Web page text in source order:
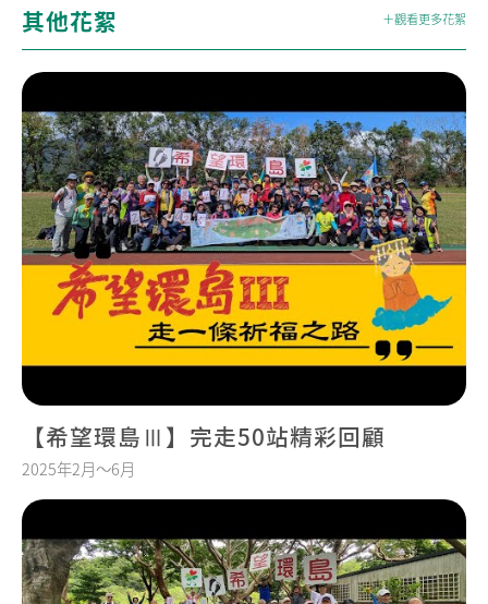
其他花絮 ＋觀看更多花絮
【希望環島Ⅲ】完走50站精彩回顧
2025年2月～6月